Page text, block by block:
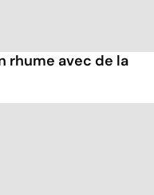
rhume avec de la